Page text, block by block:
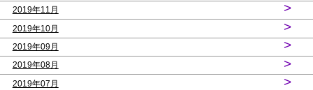
2019年11月 >
2019年10月 >
2019年09月 >
2019年08月 >
2019年07月 >